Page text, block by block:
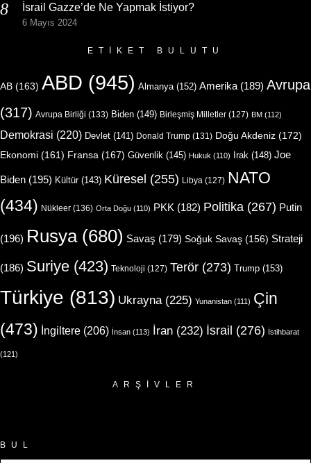
İsrail Gazze’de Ne Yapmak İstiyor?
6 Mayıs 2024
ETIKET BULUTU
AB (163) ABD (945) Almanya(152) Amerika (189) Avrupa
(317) Avrupa Birliği (133) Biden (149) Birleşmiş Milletler (127) BM (112)
Demokrasi (220) Devlet (141) Donald Trump (131) Doğu Akdeniz (172)
Ekonomi (161) Fransa (167) Güvenlik (145) Hukuk (110) Irak (148) Joe
Biden (195) Kültür(143) Küresel (255) Libya (127) NATO
(434) Nükleer (136) Orta Doğu (110) PKK (182) Politika (267) Putin
(196) Rusya(680) Savaş (179) Soğuk Savaş (156) Strateji
(186) Suriye (423) Teknoloji (127) Terör (273) Trump (153)
Türkiye (813) Ukrayna(225) Yunanistan (111) Çin
(473) İngiltere (206) İnsan (113) İran (232) İsrail (276) İstihbarat
(121)
ARŞIVLER
BUL